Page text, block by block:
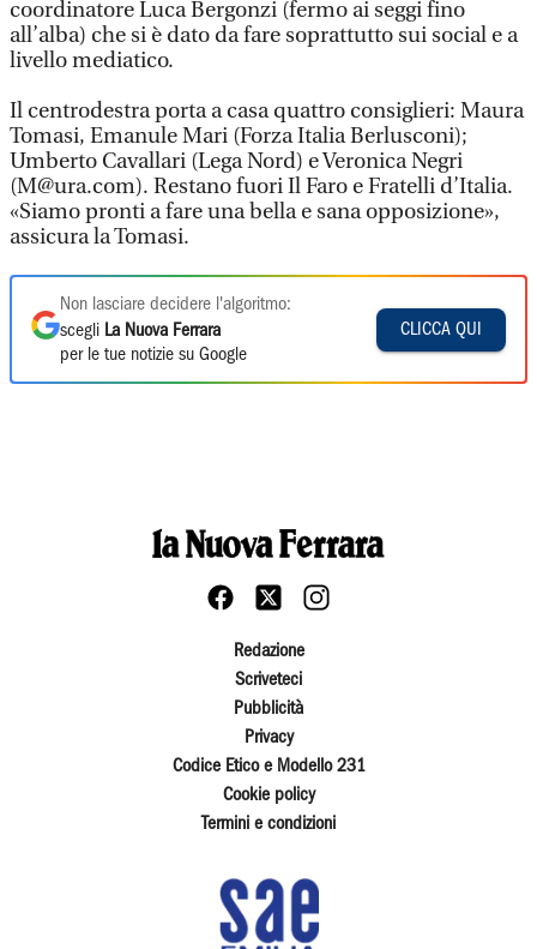
coordinatore Luca Bergonzi (fermo ai seggi fino
all’alba) che si è dato da fare soprattutto sui social e a
livello mediatico.
Il centrodestra porta a casa quattro consiglieri: Maura
Tomasi, Emanule Mari (Forza Italia Berlusconi);
Umberto Cavallari (Lega Nord) e Veronica Negri
(M@ura.com). Restano fuori Il Faro e Fratelli d’Italia.
«Siamo pronti a fare una bella e sana opposizione»,
assicura la Tomasi.
Non lasciare decidere l'algoritmo:
scegli La Nuova Ferrara
per le tue notizie su Google
CLICCA QUI
Redazione
Scriveteci
Pubblicità
Privacy
Codice Etico e Modello 231
Cookie policy
Termini e condizioni